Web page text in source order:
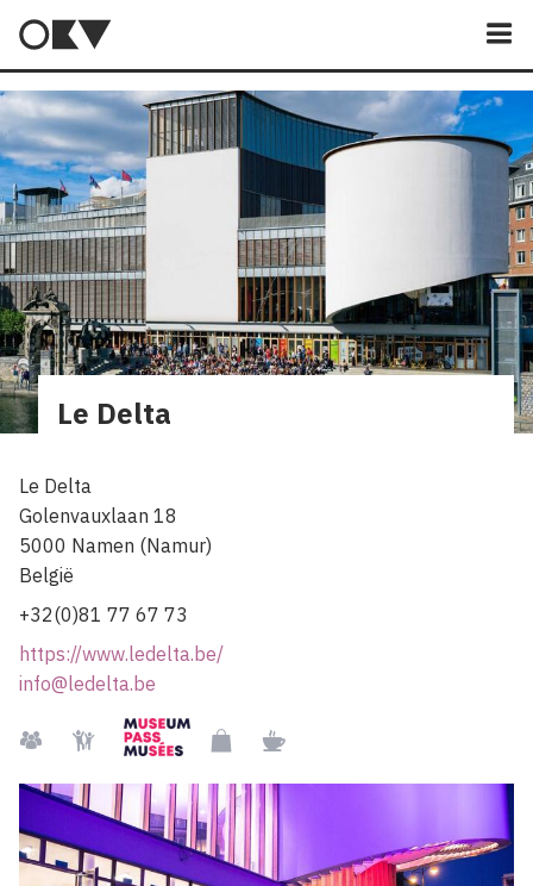
Le Delta
Le Delta
Golenvauxlaan 18
5000 Namen (Namur)
België
+32(0)81 77 67 73
https://www.ledelta.be/
info@ledelta.be
GroepenKindvriendelijk
MuseumpassMuseumshop
Restaurant